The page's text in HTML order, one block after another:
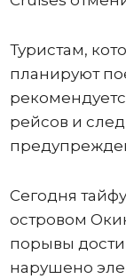
Туристам,
планируют
рейсов и
Сегодня
островом
порывы
нарушено